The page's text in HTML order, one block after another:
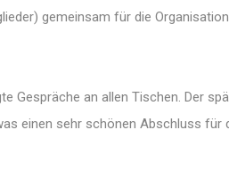
gemeinsam für die
Gespräche an allen Tischen. Der
einen sehr schönen Abschluss für